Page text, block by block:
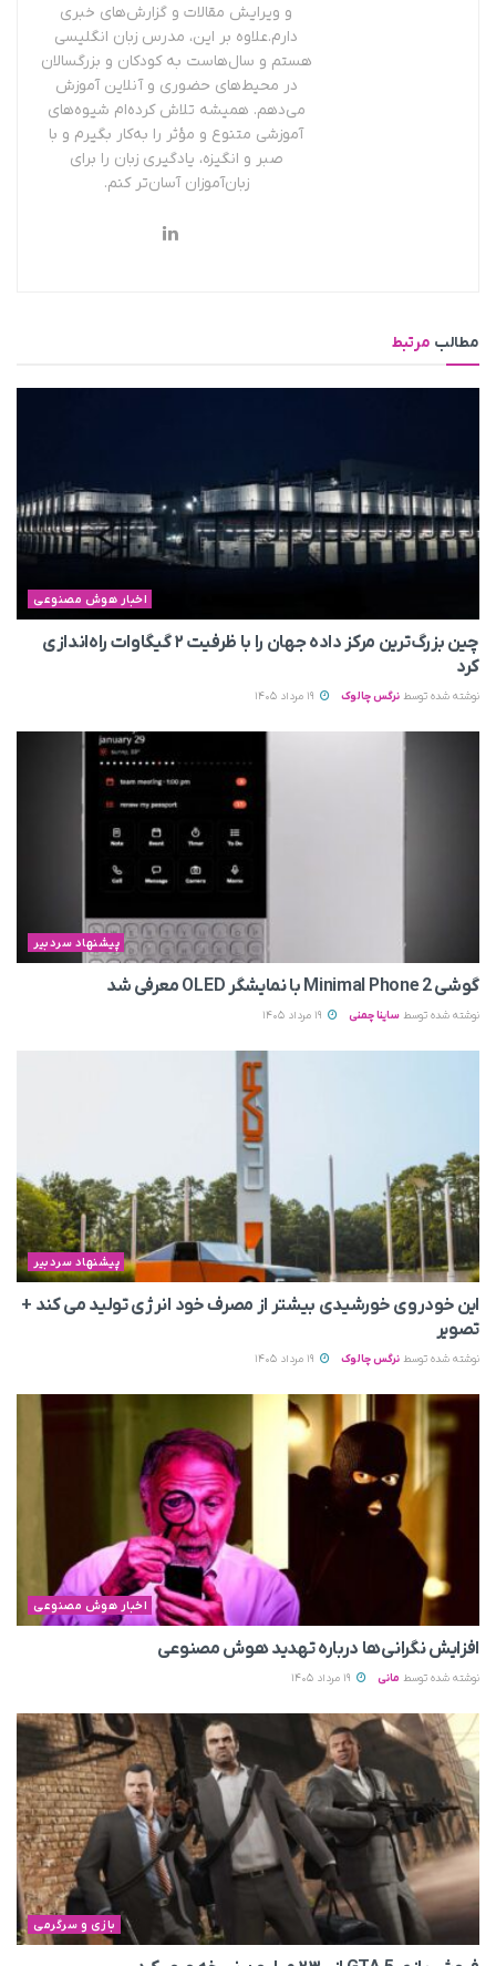
و ویرایش مقالات و گزارش‌های خبری
دارم.علاوه بر این، مدرس زبان انگلیسی
هستم و سال‌هاست به کودکان و بزرگسالان
در محیط‌های حضوری و آنلاین آموزش
می‌دهم. همیشه تلاش کرده‌ام شیوه‌های
آموزشی متنوع و مؤثر را به‌کار بگیرم و با
صبر و انگیزه، یادگیری زبان را برای
زبان‌آموزان آسان‌تر کنم.
مطالب مرتبط
اخبار هوش مصنوعی
چین بزرگ‌ترین مرکز داده جهان را با ظرفیت ۲ گیگاوات راه‌اندازی
کرد
نوشته شده توسط نرگس چالوک
پیشنهاد سردبیر
گوشی Minimal Phone 2 با نمایشگر OLED معرفی شد
نوشته شده توسط ساینا چمنی
پیشنهاد سردبیر
این خودروی خورشیدی بیشتر از مصرف خود انرژی تولید می‌ کند +
تصویر
نوشته شده توسط نرگس چالوک
اخبار هوش مصنوعی
افزایش نگرانی‌ها درباره تهدید هوش مصنوعی
نوشته شده توسط مانی
بازی و سرگرمی